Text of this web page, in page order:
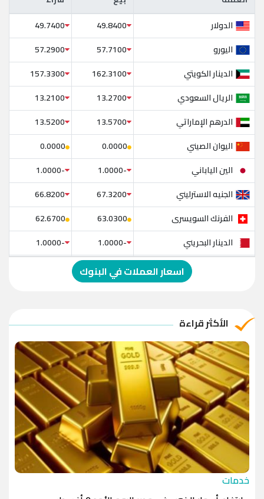
الدولار
49.8400
49.7400
اليورو
57.7100
57.2900
الدينار الكويتي
162.3100
157.3300
الريال السعودي
13.2700
13.2100
الدرهم الإماراتي
13.5700
13.5200
اليوان الصيني
0.0000
0.0000
الين الياباني
-1.0000
-1.0000
الجنيه الاسترليني
67.3200
66.8200
الفرنك السويسرى
63.0300
62.6700
الدينار البحريني
-1.0000
-1.0000
الدولار الإسترالي
-1.0000
الريال القطري
الدينار الأردني
-1.0000
-1.0000
اسعار العملات في البنوك
الأكثر قراءة
خدمات